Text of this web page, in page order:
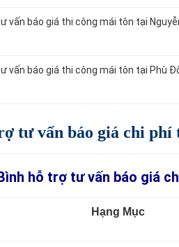
vấn báo giá thi công mái tôn tại
vấn báo giá thi công mái tôn tại Phù
tư vấn báo giá chi phí
hỗ trợ tư vấn báo giá
Hạng Mục